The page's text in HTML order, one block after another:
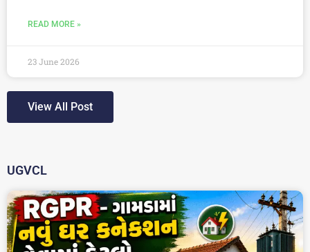
READ MORE »
23 June 2026
View All Post
UGVCL